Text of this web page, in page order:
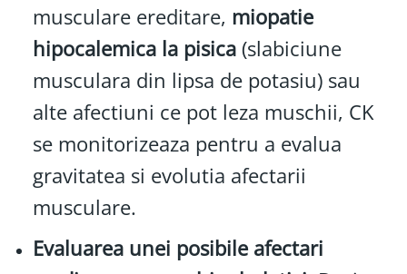
musculare ereditare, miopatie
hipocalemica la pisica(slabiciune
musculara din lipsa de potasiu) sau
alte afectiuni ce pot leza muschii, CK
se monitorizeaza pentru a evalua
gravitatea si evolutia afectarii
musculare.
Evaluarea unei posibile afectari